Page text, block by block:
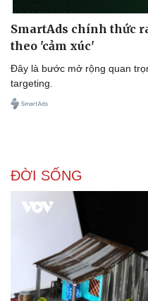
Nam khoa
Làm đẹp - giảm cân
Phòng mạch online
SmartAds chính thức
theo 'cảm xúc'
Đây là bước mở rộng quan
targeting.
ĐỜI SỐNG